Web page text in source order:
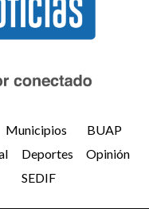
Municipios
BUAP
Deportes
Opinión
SEDIF